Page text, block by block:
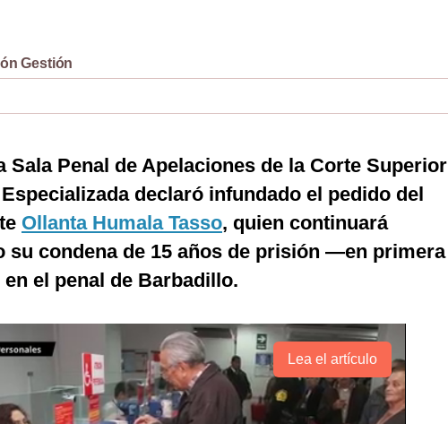
Gestión
Sala Penal de Apelaciones de la Corte Superior
declaró infundado el pedido del
Ollanta Humala Tasso, quien continuará
su condena de 15 años de prisión —en primera
el penal de Barbadillo.
Lea el artículo